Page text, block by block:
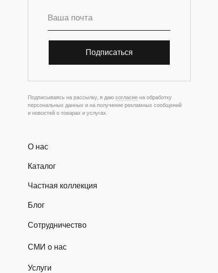
Подписываясь на рассылку, я даю согласие на обработку
персональных данных и на получение рекламных сообщений
и новостей о товарах и услугах.
Каталог
О нас
Блог
Частная коллекция
Сотрудничество
Услуги
СМИ о нас
Подписаться